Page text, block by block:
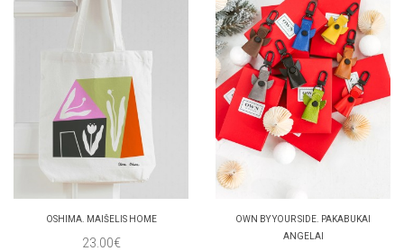
OSHIMA. MAIŠELIS HOME
23.00€
OWN BY YOUR SIDE. PAKABUKAI
ANGELAI